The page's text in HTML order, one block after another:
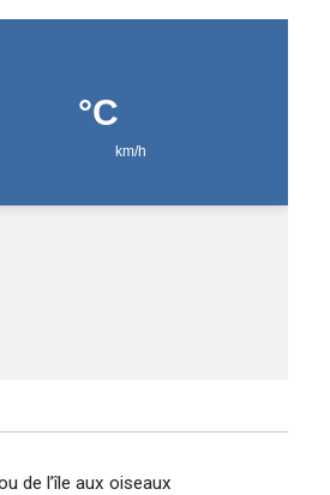
de l’île aux oiseaux